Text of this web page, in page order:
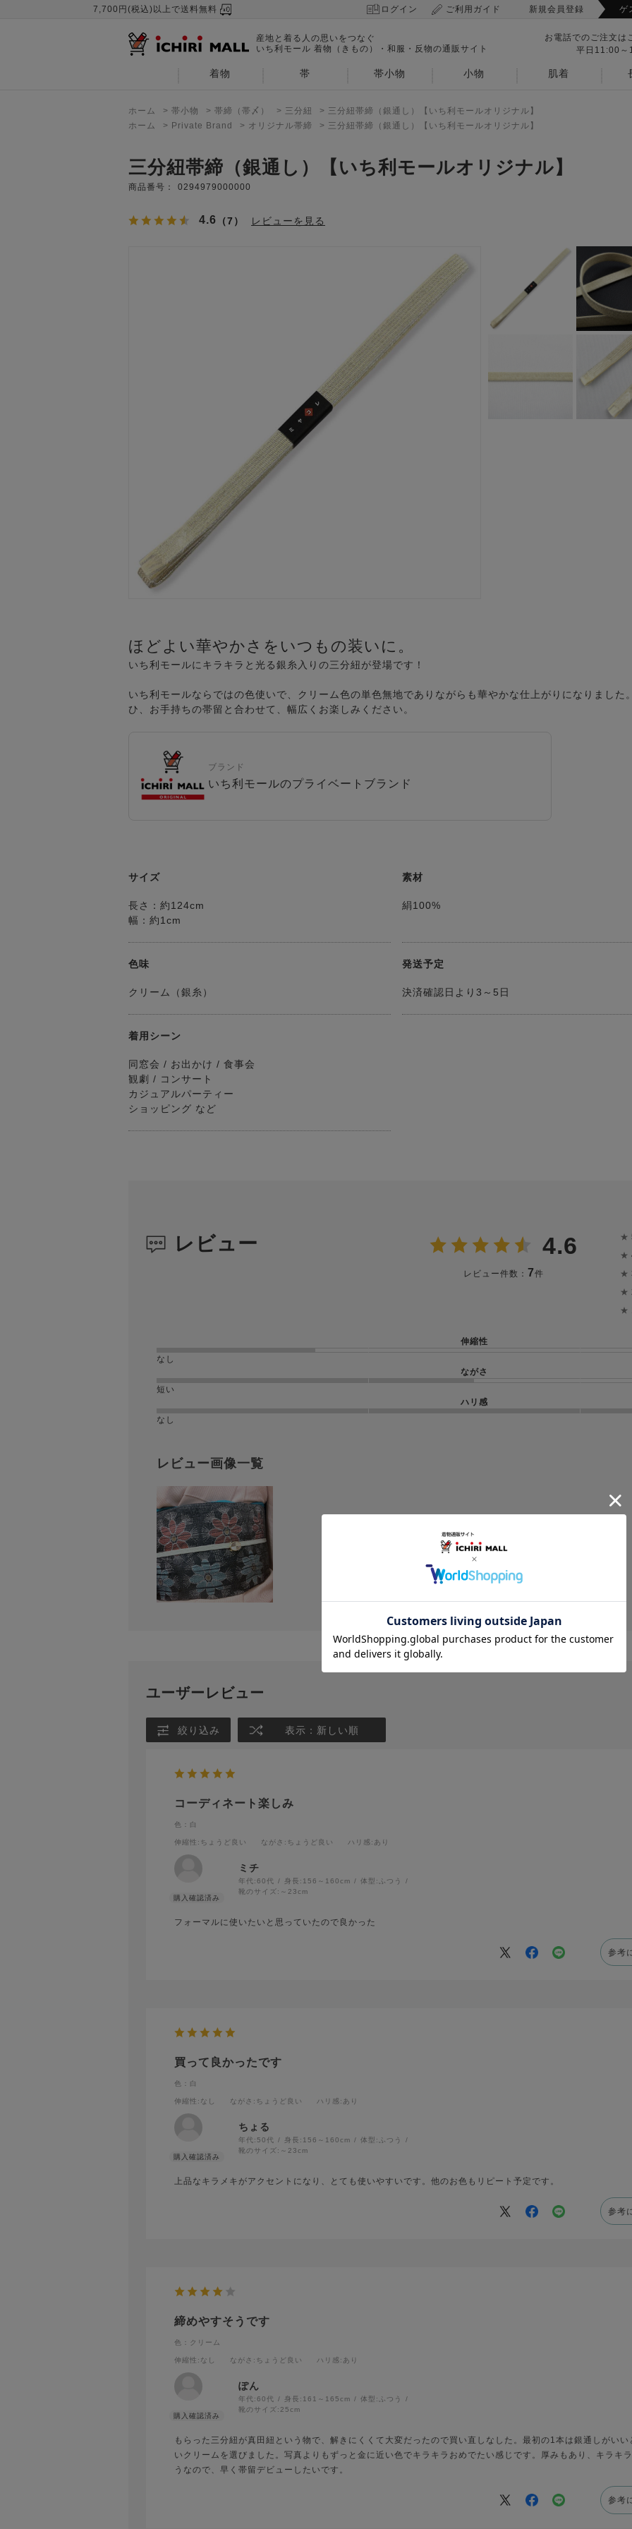
7,700円(税込)以上で送料無料 ログイン ご利用ガイド 新規会員登録 ゲ
産地と着る人の思いをつなぐ
いち利モール 着物（きもの）・和服・反物の通販サイト
お電話でのご注文は
平日11:00～
着物 帯 帯小物 小物 肌着
ホーム > 帯小物 > 帯締（帯〆） > 三分紐 > 三分紐帯締（銀通し）【いち利モールオリジナル】
ホーム
> Private Brand > オリジナル帯締 > 三分紐帯締（銀通し）【いち利モールオリジナル】
三分紐帯締（銀通し）【いち利モールオリジナル】
商品番号： 0294979000000
4.6 （7） レビューを見る
ほどよい華やかさをいつもの装いに。
いち利モールにキラキラと光る銀糸入りの三分紐が登場です！
いち利モールならではの色使いで、クリーム色の単色無地でありながらも華やかな仕上がりになりました
ひ、お手持ちの帯留と合わせて、幅広くお楽しみください。
ブランド
いち利モールのプライベートブランド
サイズ
長さ：約124cm
幅：約1cm
素材
絹100%
色味
クリーム（銀糸）
発送予定
決済確認日より3～5日
着用シーン
同窓会 / お出かけ / 食事会
観劇 / コンサート
カジュアルパーティー
ショッピング など
レビュー 4.6
レビュー件数： 7件
★
★
★
★
★
伸縮性
なし
ながさ
短い
ハリ感
なし
レビュー画像一覧
ユーザーレビュー
絞り込み 表示：新しい順
コーディネート楽しみ
色：白
伸縮性 :ちょうど良い ながさ :ちょうど良い ハリ感:あり
ミチ
年代:60代 身長: 156～160cm 体型: ふつう
靴のサイズ: ～23cm
フォーマルに使いたいと思っていたので良かった
参考
買って良かったです
色：白
伸縮性 :なし ながさ :ちょうど良い ハリ感:あり
ちょる
年代: 50代 身長: 156～160cm 体型: ふつう
靴のサイズ: ～23cm
上品なキラメキがアクセントになり、とても使いやすいです。他のお色もリピート予定です。
参考
締めやすそうです
色：クリーム
伸縮性 :なし ながさ :ちょうど良い ハリ感:あり
ぽん
年代:60代 身長: 161～165cm 体型:ふつう
靴のサイズ:25cm
もらった三分紐が真田紐という物で、解きにくくて大変だったので買い直しなした。最初の1本は銀通しがい
いクリームを選びました。写真よりもずっと金に近い色でキラキラおめでたい感じです。厚みもあり、キラキ
うなので、早く帯留デビューしたいです。
参考